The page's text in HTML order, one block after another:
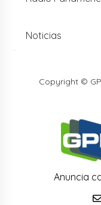
Noticias
Copyright ©
Anuncia